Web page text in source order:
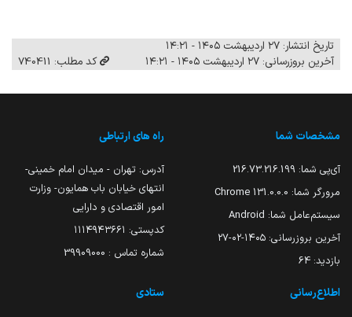
تاریخ انتشار: ۲۷ اردیبهشت ۱۴۰۵ - ۱۴:۲۱
آخرین بروزرسانی: ۲۷ اردیبهشت ۱۴۰۵ - ۱۴:۲۱
کد مطلب: 740411
مشخصات شما
آی‌پی شما: 216.73.216.199
مرورگر شما: 131.0.0.0 Chrome
سیستم‌عامل شما: Android
آخرین بروزرسانی: ۱۴۰۵-۰۲-۲۷
بازدید: 64
راه های ارتباطی
آدرس: تهران - میدان امام خمینی-
انتهای خیابان باب همایون- وزارت
امور اقتصادی و دارایی
کدپستی: ۱۱۱۴۹۴۳۶۶۱
شماره تماس : 39909000
اطلاع‌رسانی ستادی